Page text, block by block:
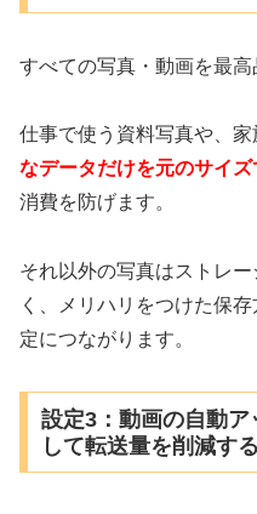
すべての写真・動画を最高
仕事で使う資料写真や、家
なデータだけを元のサイズ
消費を防げます。
それ以外の写真はストレ
く、メリハリをつけた保
定につながります。
設定3：動画の自動
して転送量を削減す